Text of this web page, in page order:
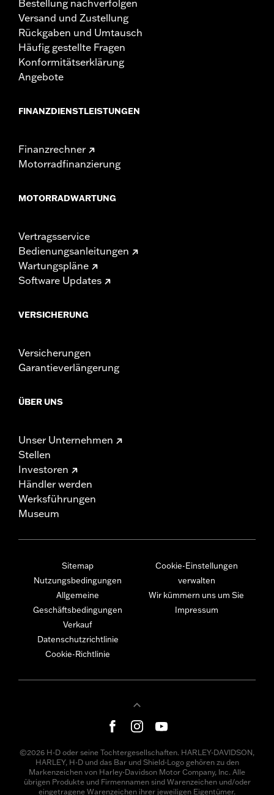
Bestellung nachverfolgen
Versand und Zustellung
Rückgaben und Umtausch
Häufig gestellte Fragen
Konformitätserklärung
Angebote
FINANZDIENSTLEISTUNGEN
Finanzrechner
Motorradfinanzierung
MOTORRADWARTUNG
Vertragsservice
Bedienungsanleitungen
Wartungspläne
Software Updates
VERSICHERUNG
Versicherungen
Garantieverlängerung
ÜBER UNS
Unser Unternehmen
Stellen
Investoren
Händler werden
Werksführungen
Museum
Sitemap
Nutzungsbedingungen
Allgemeine
Geschäftsbedingungen
Verkauf
Datenschutzrichtlinie
Cookie-Richtlinie
Cookie-Einstellungen
verwalten
Wir kümmern uns um Sie
Impressum
©2026 H-D oder seine Tochtergesellschaften. HARLEY-DAVIDSON,
HARLEY, H-D und das Bar und Shield-Logo gehören zu den
Markenzeichen von Harley-Davidson Motor Company, Inc. Alle
übrigen Produkte und Firmennamen sind Warenzeichen und/oder
eingetragene Warenzeichen ihrer jeweiligen Eigentümer.